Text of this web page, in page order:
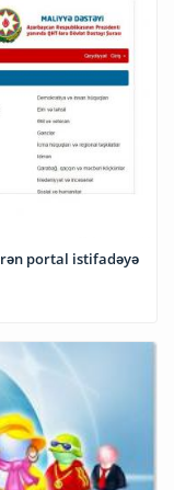
portal istifadəyə